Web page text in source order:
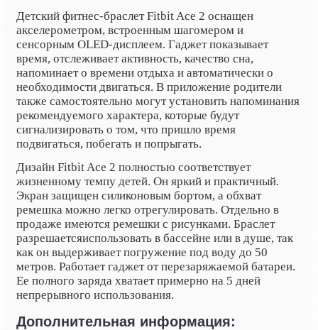
Детский фитнес-браслет Fitbit Ace 2 оснащен
акселерометром, встроенным шагомером и
сенсорным OLED-дисплеем. Гаджет показывает
время, отслеживает активность, качество сна,
напоминает о времени отдыха и автоматически о
необходимости двигаться. В приложение родители
также самостоятельно могут установить напоминания
рекомендуемого характера, которые будут
сигнализировать о том, что пришло время
подвигаться, побегать и попрыгать.
Дизайн Fitbit Ace 2 полностью соответствует
жизненному темпу детей. Он яркий и практичный.
Экран защищен силиконовым бортом, а обхват
ремешка можно легко отрегулировать. Отдельно в
продаже имеются ремешки с рисунками. Браслет
разрешаетсяиспользовать в бассейне или в душе, так
как он выдерживает погружение под воду до 50
метров. Работает гаджет от перезаряжаемой батареи.
Ее полного заряда хватает примерно на 5 дней
непрерывного использования.
Дополнительная информация: